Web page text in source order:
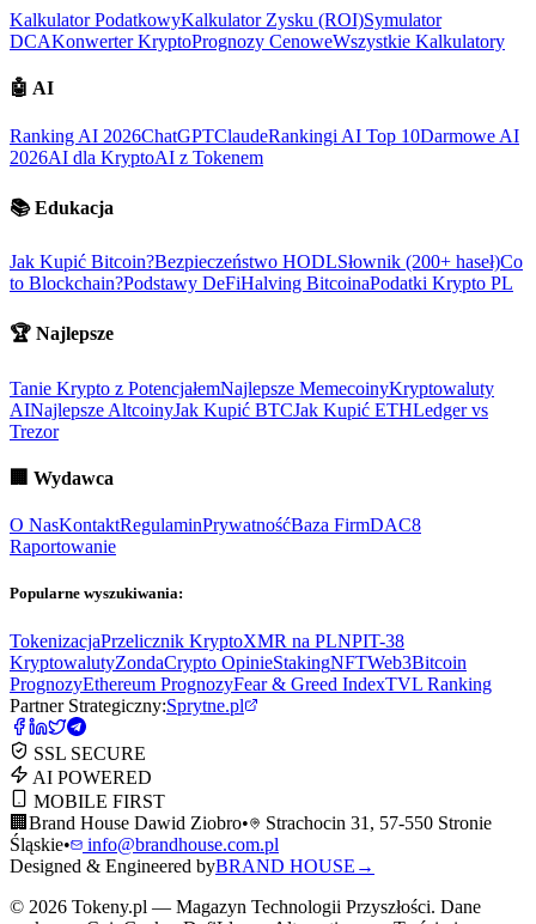
Kalkulator PodatkowyKalkulator Zysku (ROI)Symulator
DCAKonwerter KryptoPrognozy CenoweWszystkie Kalkulatory
🤖 AI
Ranking AI 2026ChatGPTClaudeRankingi AI Top 10Darmowe AI
2026AI dla KryptoAI z Tokenem
📚 Edukacja
Jak Kupić Bitcoin?Bezpieczeństwo HODLSłownik (200+ haseł)Co
to Blockchain?Podstawy DeFiHalving BitcoinaPodatki Krypto PL
🏆 Najlepsze
Tanie Krypto z PotencjałemNajlepsze MemecoinyKryptowaluty
AINajlepsze AltcoinyJak Kupić BTCJak Kupić ETHLedger vs
Trezor
🏢 Wydawca
O NasKontaktRegulaminPrywatnośćBaza FirmDAC8
Raportowanie
Popularne wyszukiwania:
TokenizacjaPrzelicznik KryptoXMR na PLNPIT-38
KryptowalutyZondaCrypto OpinieStakingNFTWeb3Bitcoin
PrognozyEthereum PrognozyFear & Greed IndexTVL Ranking
Partner Strategiczny:Sprytne.pl
SSL SECURE
AI POWERED
MOBILE FIRST
🏢 Brand House Dawid Ziobro•
Strachocin 31, 57-550 Stronie
Śląskie•
info@brandhouse.com.pl
Designed & Engineered byBRAND HOUSE →
© 2026 Tokeny.pl — Magazyn Technologii Przyszłości. Dane